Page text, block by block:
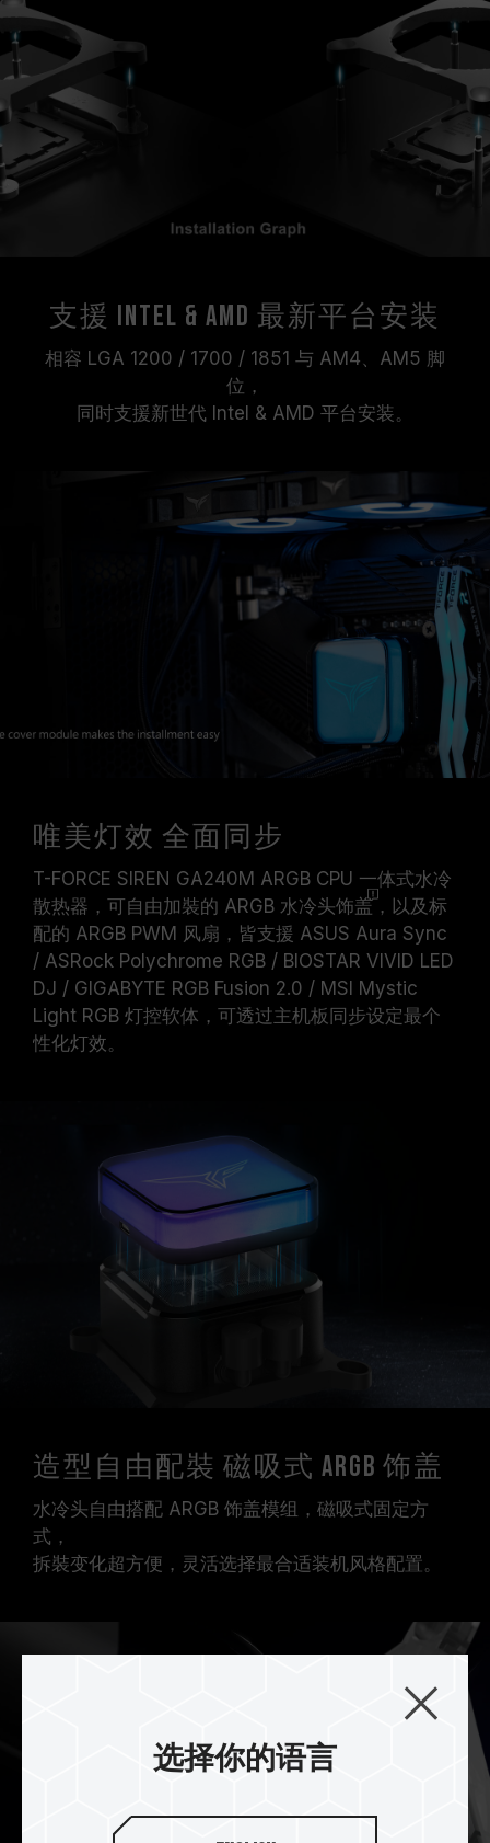
支援 Intel & AMD 最新平台安装
相容 LGA 1200 / 1700 / 1851 与 AM4、AM5 脚
位，
同时支援新世代 Intel & AMD 平台安装。
唯美灯效 全面同步
T-FORCE SIREN GA240M ARGB CPU 一体式水冷
散热器，可自由加裝的 ARGB 水冷头饰盖，以及标
配的 ARGB PWM 风扇，皆支援 ASUS Aura Sync
/ ASRock Polychrome RGB / BIOSTAR VIVID LED
DJ / GIGABYTE RGB Fusion 2.0 / MSI Mystic
Light RGB 灯控软体，可透过主机板同步设定最个
性化灯效。
造型自由配裝 磁吸式 ARGB 饰盖
水冷头自由搭配 ARGB 饰盖模组，磁吸式固定方
式，
拆裝变化超方便，灵活选择最合适装机风格配置。
选择你的语言